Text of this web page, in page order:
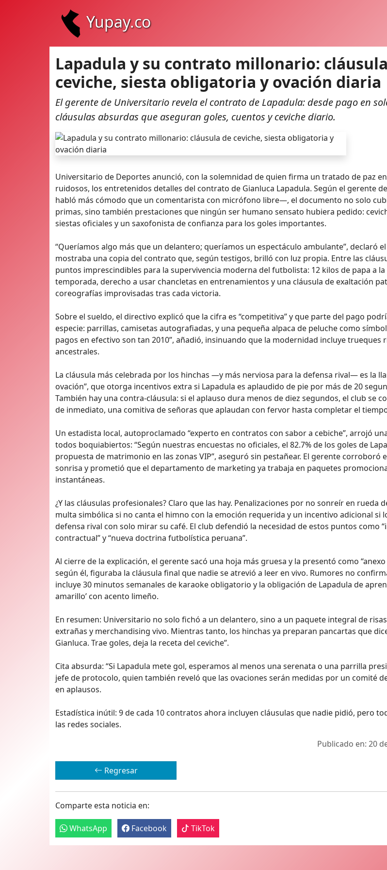
Yupay.co
Lapadula y su contrato millonario:
ceviche, siesta obligatoria y ovación diaria
El gerente de Universitario revela el contrato de Lapadula: desde pago en
cláusulas absurdas que aseguran goles, cuentos y ceviche diario.
Universitario de Deportes anunció, con la solemnidad de quien firma un tratado de paz
ruidosos, los entretenidos detalles del contrato de Gianluca Lapadula. Según el gerente
habló más cómodo que un comentarista con micrófono libre—, el documento no solo
primas, sino también prestaciones que ningún ser humano sensato hubiera pedido:
siestas oficiales y un saxofonista de confianza para los goles importantes.
“Queríamos algo más que un delantero; queríamos un espectáculo ambulante”, declaró
mostraba una copia del contrato que, según testigos, brilló con luz propia. Entre las
puntos imprescindibles para la supervivencia moderna del futbolista: 12 kilos de papa a
temporada, derecho a usar chancletas en entrenamientos y una cláusula de exaltación
coreografías improvisadas tras cada victoria.
Sobre el sueldo, el directivo explicó que la cifra es “competitiva” y que parte del pago
especie: parrillas, camisetas autografiadas, y una pequeña alpaca de peluche como
pagos en efectivo son tan 2010”, añadió, insinuando que la modernidad incluye trueques
ancestrales.
La cláusula más celebrada por los hinchas —y más nerviosa para la defensa rival— es la
ovación”, que otorga incentivos extra si Lapadula es aplaudido de pie por más de 20
También hay una contra-cláusula: si el aplauso dura menos de diez segundos, el club se
de inmediato, una comitiva de señoras que aplaudan con fervor hasta completar el
Un estadista local, autoproclamado “experto en contratos con sabor a cebiche”, arrojó
todos boquiabiertos: “Según nuestras encuestas no oficiales, el 82.7% de los goles de
propuesta de matrimonio en las zonas VIP”, aseguró sin pestañear. El gerente corroboró
sonrisa y prometió que el departamento de marketing ya trabaja en paquetes
instantáneas.
¿Y las cláusulas profesionales? Claro que las hay. Penalizaciones por no sonreír en rueda
multa simbólica si no canta el himno con la emoción requerida y un incentivo adicional si
defensa rival con solo mirar su café. El club defendió la necesidad de estos puntos como
contractual” y “nueva doctrina futbolística peruana”.
Al cierre de la explicación, el gerente sacó una hoja más gruesa y la presentó como “anexo
según él, figuraba la cláusula final que nadie se atrevió a leer en vivo. Rumores no
incluye 30 minutos semanales de karaoke obligatorio y la obligación de Lapadula de
amarillo’ con acento limeño.
En resumen: Universitario no solo fichó a un delantero, sino a un paquete integral de
extrañas y merchandising vivo. Mientras tanto, los hinchas ya preparan pancartas que
Gianluca. Trae goles, deja la receta del ceviche”.
Cita absurda: “Si Lapadula mete gol, esperamos al menos una serenata o una parrilla
jefe de protocolo, quien también reveló que las ovaciones serán medidas por un comité
en aplausos.
Estadística inútil: 9 de cada 10 contratos ahora incluyen cláusulas que nadie pidió, pero
las redes sociales.
Publicado en: 20
Regresar
Comparte esta noticia en:
WhatsApp Facebook TikTok